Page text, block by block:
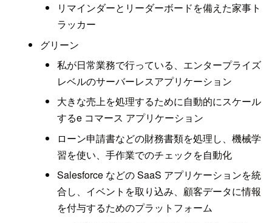
リマインダーとリーダーボードを備えた家事ト
ラッカー
グリーン
私が日常業務で行っている、エンタープライズ
レベルのサーバーレスアプリケーション
大きな売上を処理するために自動的にスケール
するe コマース アプリケーション
ローン申請書などの財務書類を処理し、機械学
習を使い、手作業でのチェックを自動化
Salesforce などの SaaS アプリケーションを統
合し、イベントを取り込み、顧客データに情報
を付与するためのプラットフォーム